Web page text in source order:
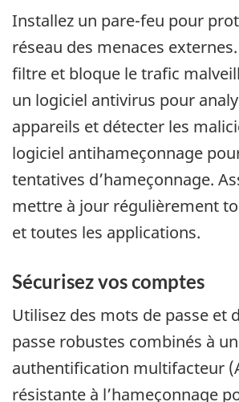
Installez un pare-feu pour
réseau des menaces
filtre et bloque le trafic
un logiciel antivirus pour
appareils et détecter les
logiciel antihameçonnage
tentatives d’hameçonnage.
mettre à jour régulièrement
et toutes les applications.
Sécurisez vos comptes
Utilisez des mots de passe et
passe robustes combinés à
authentification multifacteur
résistante à l’hameçonnage